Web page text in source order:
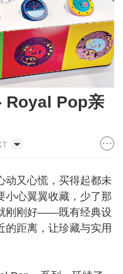
Royal Pop亲
又心慌，买得起都未
小心翼翼收藏，少了那
刚刚好——既有经典设
的距离，让珍藏与实用